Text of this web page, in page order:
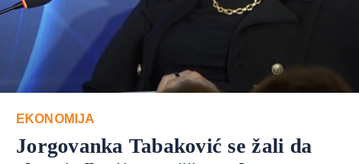
EKONOMIJA
Jorgovanka Tabaković se žali da